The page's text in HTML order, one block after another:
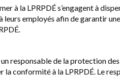
à la LPRPDÉ s’engagent à
leurs employés afin de garantir
responsable de la protection
la conformité à la LPRPDÉ. Le